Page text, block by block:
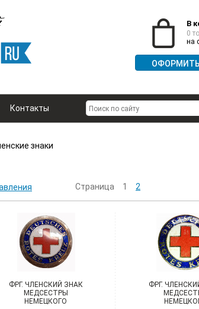
В
0
на
Контакты
знаки
Страница 1 2
ФРГ. ЧЛЕНСКИЙ ЗНАК
МЕДСЕСТРЫ
НЕМЕЦКОГО
ФРГ.